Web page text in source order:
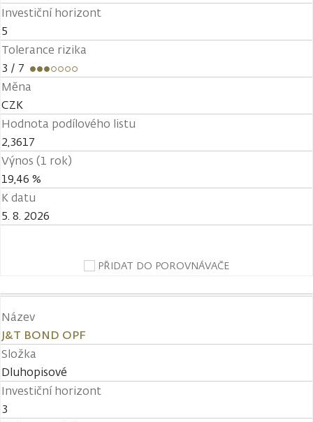
Investiční horizont
5
Tolerance rizika
3 / 7
Měna
CZK
Hodnota podílového listu
2,3617
Výnos (1 rok)
19,46 %
K datu
5. 8. 2026
PŘIDAT DO POROVNÁVAČE
Název
J&T BOND OPF
Složka
Dluhopisové
Investiční horizont
3